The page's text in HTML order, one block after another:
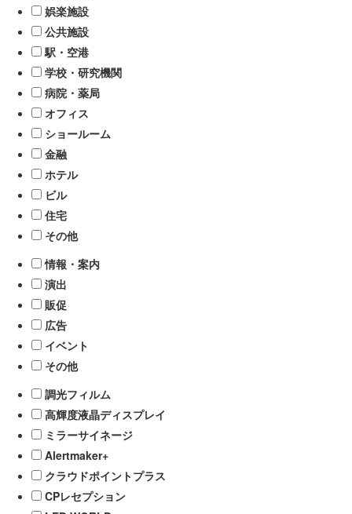
娯楽施設
公共施設
駅・空港
学校・研究機関
病院・薬局
オフィス
ショールーム
金融
ホテル
ビル
住宅
その他
情報・案内
演出
販促
広告
イベント
その他
調光フィルム
高輝度液晶ディスプレイ
ミラーサイネージ
Alertmaker+
クラウドポイントプラス
CPレセプション